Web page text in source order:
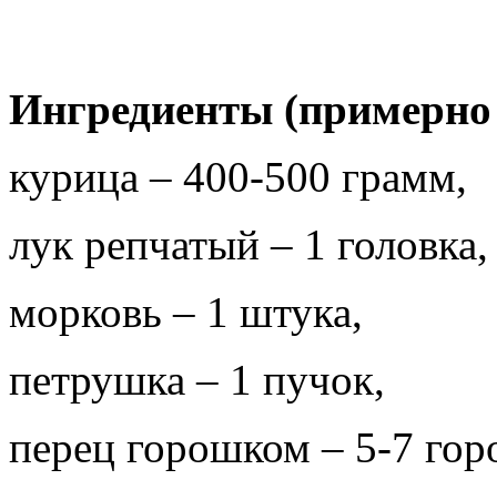
Ингредиенты
курица – 400-500 грамм,
лук репчатый – 1 головка,
морковь – 1 штука,
петрушка – 1 пучок,
перец горошком – 5-7